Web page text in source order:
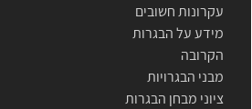
עקרונות חשובים
מידע על הבגרות
הקרובה
מבני הבגרויות
ציוני מבחן הבגרות